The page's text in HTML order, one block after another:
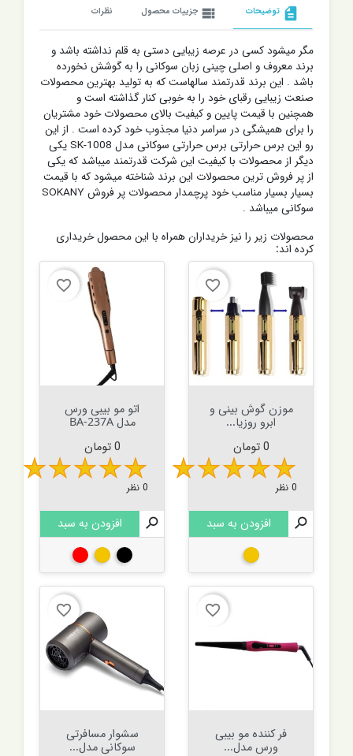
description توضیحات view_list جزییات محصول نظرات
مگر میشود کسی در عرصه زیبایی دستی به قلم نداشته باشد و
برند معروف و اصلی چینی زبان سوکانی را به گوشش نخورده
باشد . این برند قدرتمند سالهاست که به تولید بهترین محصولات
صنعت زیبایی رقبای خود را به خوبی کنار گذاشته است و
همچنین با قیمت پایین و کیفیت بالای محصولات خود مشتریان
را برای همیشگی در سراسر دنیا مجذوب خود کرده است . از این
رو این برس حرارتی برس حرارتی سوکانی مدل SK-1008 یکی
دیگر از محصولات با کیفیت این شرکت قدرتمند میباشد که یکی
از پر فروش ترین محصولات این برند شناخته میشود که با قیمت
بسیار بسیار مناسب خود پرچمدار محصولات پر فروش SOKANY
سوکانی میباشد .
محصولات زیر را نیز خریداران همراه با این محصول خریداری
کرده اند:
favorite_border
موزن گوش بینی و
ابرو روزیا...
قیمت
0 تومان
0 نظر

افزودن به سبد
طلایی
favorite_border
اتو مو بیبی ورس
مدل BA-237A
قیمت
0 تومان
0 نظر

افزودن به سبد
مشکیطلاییقرمز
favorite_border
فر کننده مو بیبی
ورس مدل...
favorite_border
سشوار مسافرتی
سوکانی مدل...